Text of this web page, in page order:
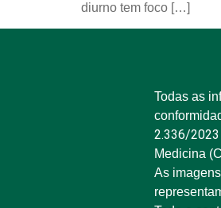
diurno tem foco […]
Todas as
2.336/2023
Medicina
As